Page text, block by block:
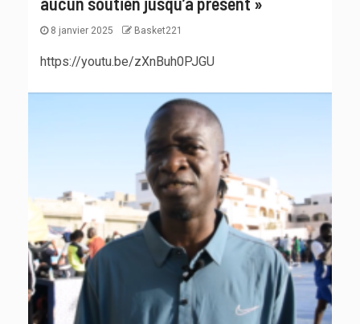
8 janvier 2025 Basket221
https://youtu.be/zXnBuh0PJGU